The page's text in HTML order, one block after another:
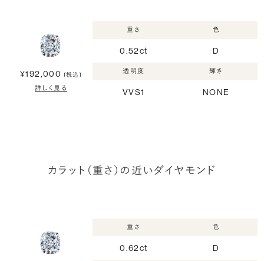
¥192,000 (税込)
詳しく見る
重さ
0.52ct
色
D
透明度
VVS1
輝き
NONE
カラット（重さ）の近いダイヤモンド
重さ
0.62ct
色
D